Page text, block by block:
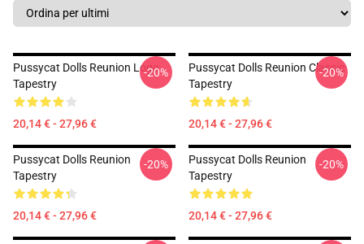
Pussycat Dolls Reunion Logo
Tapestry
20,14 € - 27,96 €
-20%
Pussycat Dolls Reunion Classic
Tapestry
20,14 € - 27,96 €
-20%
Pussycat Dolls Reunion
Tapestry
20,14 € - 27,96 €
-20%
Pussycat Dolls Reunion
Tapestry
20,14 € - 27,96 €
-20%